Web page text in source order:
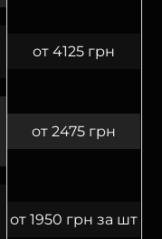
от 4125 грн
от 2475 грн
от 1950 грн за шт